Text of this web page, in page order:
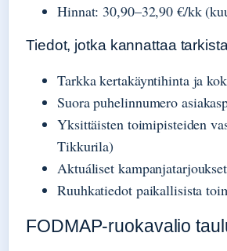
Hinnat: 30,90–32,90 €/kk
Tiedot, jotka kannattaa
Tarkka kertakäyntihinta ja
Suora puhelinnumero
Yksittäisten toimipisteiden
Tikkurila)
Aktuáliset
Ruuhkatiedot paikallisista
FODMAP-ruokavalio